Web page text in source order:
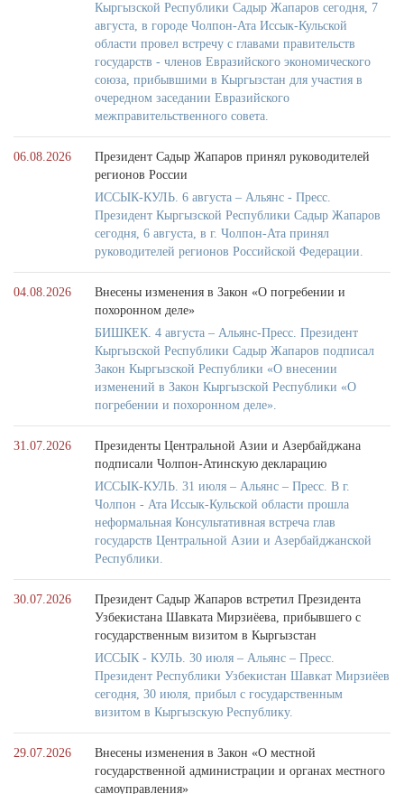
Кыргызской Республики Садыр Жапаров сегодня, 7
августа, в городе Чолпон-Ата Иссык-Кульской
области провел встречу с главами правительств
государств - членов Евразийского экономического
союза, прибывшими в Кыргызстан для участия в
очередном заседании Евразийского
межправительственного совета.
06.08.2026
Президент Садыр Жапаров принял руководителей
регионов России
ИССЫК-КУЛЬ. 6 августа – Альянс - Пресс.
Президент Кыргызской Республики Садыр Жапаров
сегодня, 6 августа, в г. Чолпон-Ата принял
руководителей регионов Российской Федерации.
04.08.2026
Внесены изменения в Закон «О погребении и
похоронном деле»
БИШКЕК. 4 августа – Альянс-Пресс. Президент
Кыргызской Республики Садыр Жапаров подписал
Закон Кыргызской Республики «О внесении
изменений в Закон Кыргызской Республики «О
погребении и похоронном деле».
31.07.2026
Президенты Центральной Азии и Азербайджана
подписали Чолпон-Атинскую декларацию
ИССЫК-КУЛЬ. 31 июля – Альянс – Пресс. В г.
Чолпон - Ата Иссык-Кульской области прошла
неформальная Консультативная встреча глав
государств Центральной Азии и Азербайджанской
Республики.
30.07.2026
Президент Садыр Жапаров встретил Президента
Узбекистана Шавката Мирзиёева, прибывшего с
государственным визитом в Кыргызстан
ИССЫК - КУЛЬ. 30 июля – Альянс – Пресс.
Президент Республики Узбекистан Шавкат Мирзиёев
сегодня, 30 июля, прибыл с государственным
визитом в Кыргызскую Республику.
29.07.2026
Внесены изменения в Закон «О местной
государственной администрации и органах местного
самоуправления»